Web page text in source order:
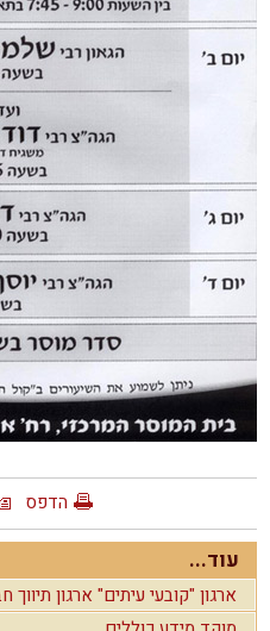
הדפס
עוד...
ארגון "קובעי עיתים" ארגון